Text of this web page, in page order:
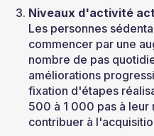
Niveaux d'activité
Les personnes
commencer par une
nombre de pas
améliorations
fixation d'étapes
500 à 1 000 pas à leur
contribuer à